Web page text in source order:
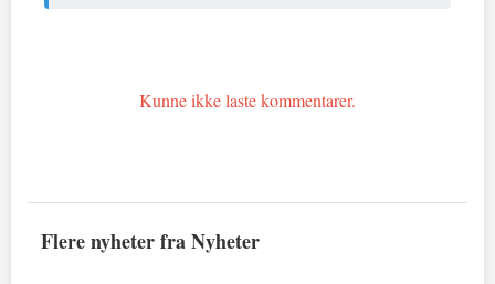
Kunne ikke laste kommentarer.
Flere nyheter fra Nyheter